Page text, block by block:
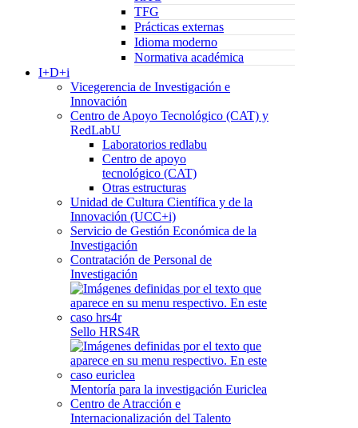
TFG
Prácticas externas
Idioma moderno
Normativa académica
I+D+i
Vicegerencia de Investigación e
Innovación
Centro de Apoyo Tecnológico (CAT) y
RedLabU
Laboratorios redlabu
Centro de apoyo
tecnológico (CAT)
Otras estructuras
Unidad de Cultura Científica y de la
Innovación (UCC+i)
Servicio de Gestión Económica de la
Investigación
Contratación de Personal de
Investigación
Sello HRS4R
Mentoría para la investigación Euriclea
Centro de Atracción e
Internacionalización del Talento